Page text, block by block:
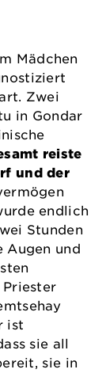
Mädchen
Zwei
in Gondar
reiste
und der
endlich
Stunden
Augen und
ist
sie all
sie in